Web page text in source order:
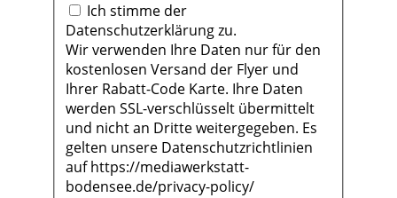
Ich stimme der
Datenschutzerklärung zu.
Wir verwenden Ihre Daten nur für den
kostenlosen Versand der Flyer und
Ihrer Rabatt-Code Karte. Ihre Daten
werden SSL-verschlüsselt übermittelt
und nicht an Dritte weitergegeben. Es
gelten unsere Datenschutzrichtlinien
auf https://mediawerkstatt-
bodensee.de/privacy-policy/